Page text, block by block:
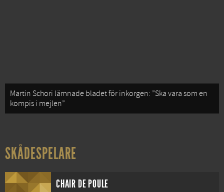
Martin Schori lämnade bladet för inkorgen: ”Ska vara som en
kompis i mejlen”
SKÅDESPELARE
CHAIR DE POULE